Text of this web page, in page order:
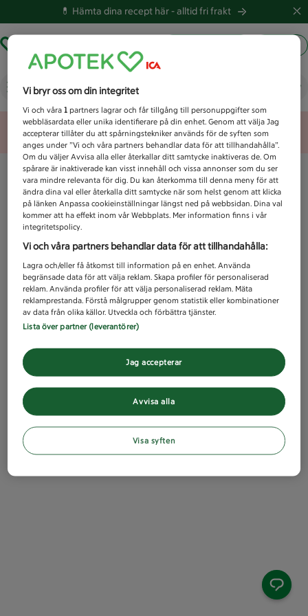
💊 Hämta dina recept här -alltid fri frakt
Vad letar du efter idag?
Unknown error
Vi bryr oss om din integritet
Vi och våra1 partners lagrar och får tillgång till personuppgifter som
webbläsardata eller unika identifierare på din enhet. Genom att välja Jag
accepterar tillåter du att spårningstekniker används för de syften som
anges under ”Vi och våra partners behandlar data för att tillhandahålla”.
Om du väljer Avvisa alla eller återkallar ditt samtycke inaktiveras de. Om
spårare är inaktiverade kan visst innehåll och vissa annonser som du ser
vara mindre relevanta för dig. Du kan återkomma till denna meny för att
ändra dina val eller återkalla ditt samtycke när som helst genom att klicka
på länken Anpassa cookieinställningar längst ned på webbsidan. Dina val
kommer att ha effekt inom vår Webbplats. Mer information finns i vår
integritetspolicy.
Vi och våra partners behandlar data för att tillhandahålla:
Lagra och/eller få åtkomst till information på en enhet. Använda
begränsade data för att välja reklam. Skapa profiler för personaliserad
reklam. Använda profiler för att välja personaliserad reklam. Mäta
reklamprestanda. Förstå målgrupper genom statistik eller kombinationer
av data från olika källor. Utveckla och förbättra tjänster.
Lista över partner (leverantörer)
Avvisa alla
Jag accepterar
Visa syften